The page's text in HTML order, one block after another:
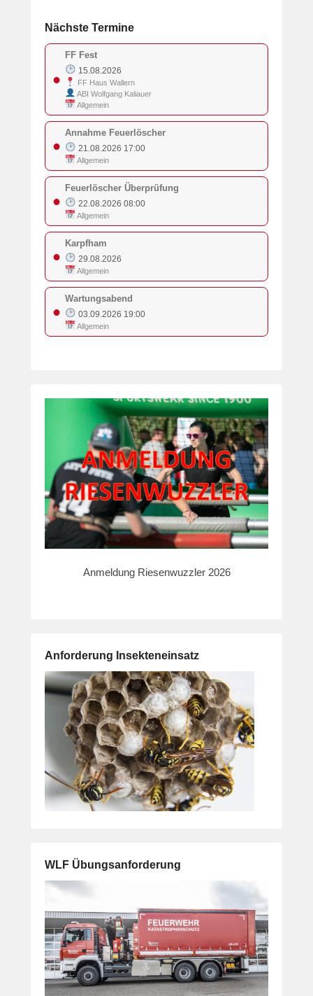
Nächste Termine
●
FF Fest
15.08.2026
FF Haus Wallern
ABI Wolfgang Kaliauer
Allgemein
●
Annahme Feuerlöscher
21.08.2026 17:00
Allgemein
●
Feuerlöscher Überprüfung
22.08.2026 08:00
Allgemein
●
Karpfham
29.08.2026
Allgemein
●
Wartungsabend
03.09.2026 19:00
Allgemein
Anmeldung Riesenwuzzler 2026
Anforderung Insekteneinsatz
WLF Übungsanforderung